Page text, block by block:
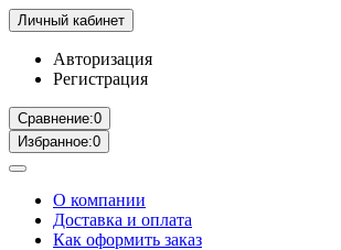
Личный кабинет
Авторизация
Регистрация
Сравнение:0
Избранное:0
О компании
Доставка и оплата
Как оформить заказ